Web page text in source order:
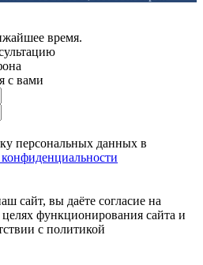
время.
с вами
персональных данных в
сайт, вы даёте согласие на
функционирования сайта и
с политикой